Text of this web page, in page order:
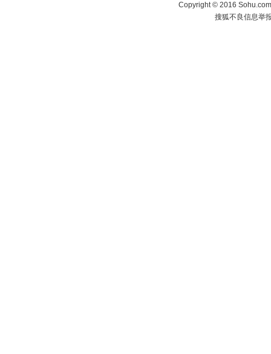
Copyright©2016
搜狐不良信息举